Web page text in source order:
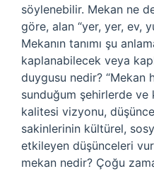
söylenebilir. Mekan ne
göre, alan “yer, yer, ev,
Mekanın tanımı şu
kaplanabilecek veya
duygusu nedir? “Mekan
sunduğum şehirlerde
kalitesi vizyonu,
sakinlerinin kültürel,
etkileyen düşünceleri
mekan nedir? Çoğu